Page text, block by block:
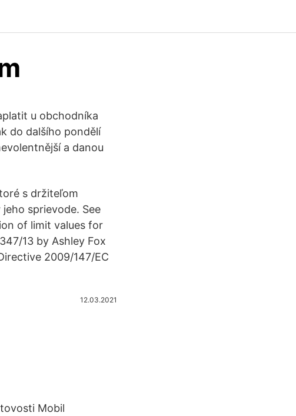
u obchodníka
do dalšího pondělí
a danou
s držiteľom
sprievode. See
of limit values for
13 by Ashley Fox
2009/147/EC
12.03.2021
Mobil